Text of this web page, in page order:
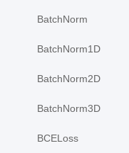
BatchNorm
BatchNorm1D
BatchNorm2D
BatchNorm3D
BCELoss